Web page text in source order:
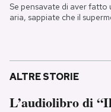
Se pensavate di aver
aria, sappiate che il
ALTRE STORIE
L’audiolibro di